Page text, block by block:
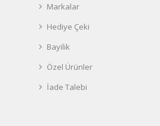
Markalar
Hediye Çeki
Bayilik
Özel Ürünler
İade Talebi